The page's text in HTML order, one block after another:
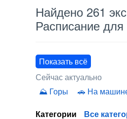
Найдено 261
Расписание для
Показать всё
Сейчас актуально
Горы
На
Категории Все